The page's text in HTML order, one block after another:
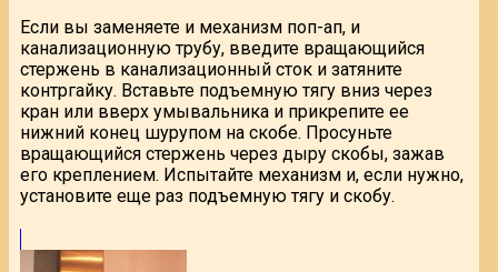
Если вы заменяете и механизм поп-ап, и
канализационную трубу, введите вращающийся
стержень в канализационный сток и затяните
контргайку. Вставьте подъемную тягу вниз через
кран или вверх умывальника и прикрепите ее
нижний конец шурупом на скобе. Просуньте
вращающийся стержень через дыру скобы, зажав
его креплением. Испытайте механизм и, если нужно,
установите еще раз подъемную тягу и скобу.